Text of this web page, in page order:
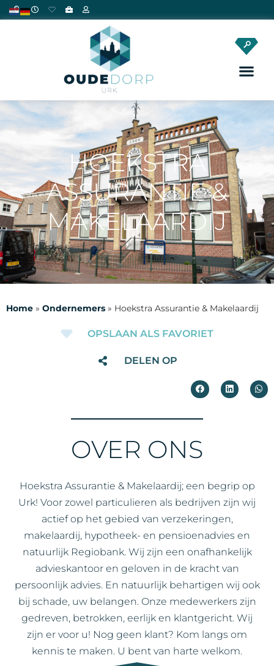
HOEKSTRA
ASSURANTIE &
MAKELAARDIJ
Home » Ondernemers » Hoekstra Assurantie & Makelaardij
OPSLAAN ALS FAVORIET
DELEN OP
OVER ONS
Hoekstra Assurantie & Makelaardij; een begrip op
Urk! Voor zowel particulieren als bedrijven zijn wij
actief op het gebied van verzekeringen,
makelaardij, hypotheek- en pensioenadvies en
natuurlijk Regiobank. Wij zijn een onafhankelijk
advieskantoor en geloven in de kracht van
persoonlijk advies. En natuurlijk behartigen wij ook
bij schade, uw belangen. Onze medewerkers zijn
gedreven, betrokken, eerlijk en klantgericht. Wij
zijn er voor u! Nog geen klant? Kom langs om
kennis te maken. U bent van harte welkom.